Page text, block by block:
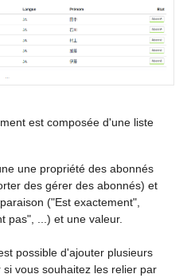
est composée d'une liste
une propriété des abonnés
des gérer des abonnés) et
("Est exactement",
pas", ...) et une valeur.
possible d'ajouter plusieurs
vous souhaitez les relier par